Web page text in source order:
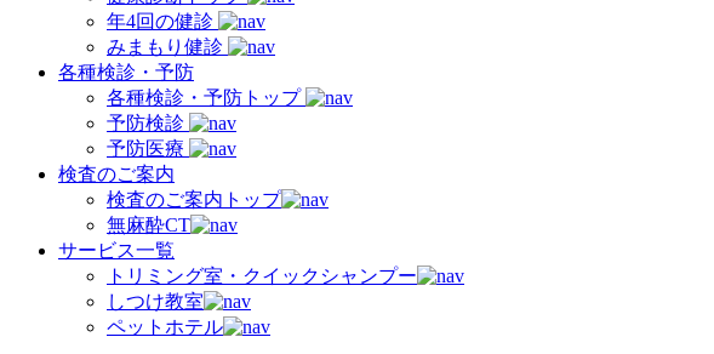
年4回の健診
みまもり健診
各種検診・予防
各種検診・予防トップ
予防検診
予防医療
検査のご案内
検査のご案内トップ
無麻酔CT
サービス一覧
トリミング室・クイックシャンプー
しつけ教室
ペットホテル